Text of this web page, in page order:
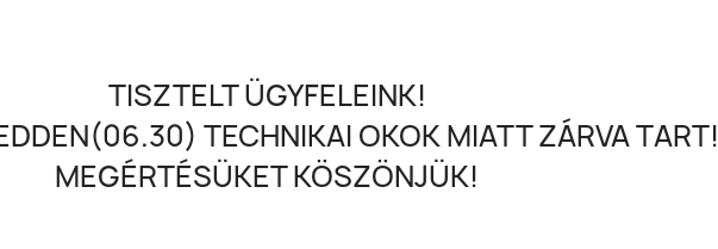
TISZTELT ÜGYFELEINK!
TECHNIKAI OKOK MIATT ZÁRVA TART!
MEGÉRTÉSÜKET KÖSZÖNJÜK!